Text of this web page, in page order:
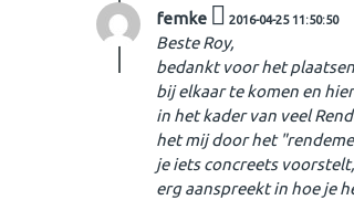
femke 2016-04-25 11:50:50
Beste Roy,
bedankt voor het
bij elkaar te komen en
in het kader van veel
het mij door het
je iets concreets
erg aanspreekt in hoe je